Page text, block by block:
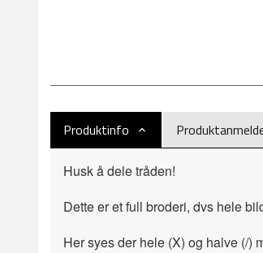
Produktinfo
Husk å dele tråden!
Dette er et full broderi, dvs hele
Her syes der hele (X) og halve (/)